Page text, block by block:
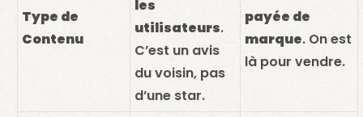
Type de
Contenu
les
utilisateurs.
C’est un avis
du voisin, pas
d’une star.
payée de
marque. On est
là pour vendre.